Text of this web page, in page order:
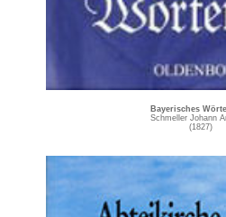
Bayerisches
Schmeller Johann
(1827)